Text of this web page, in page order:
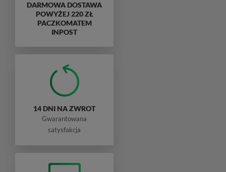
DARMOWA DOSTAWA
POWYŻEJ 220 ZŁ
PACZKOMATEM
INPOST
14 DNI NA ZWROT
Gwarantowana
satysfakcja